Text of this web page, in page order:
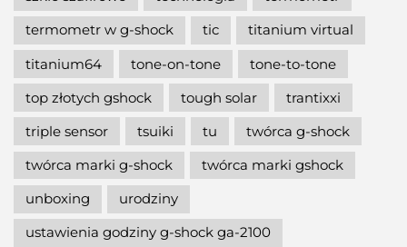
termometr w g-shock
tic
titanium virtual
titanium64
tone-on-tone
tone-to-tone
top złotych gshock
tough solar
trantixxi
triple sensor
tsuiki tu
twórca g-shock
twórca marki g-shock
twórca marki gshock
unboxing
urodziny
ustawienia godziny g-shock ga-2100